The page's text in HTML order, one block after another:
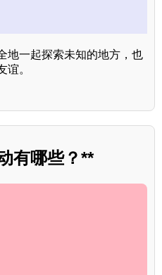
地一起探索未知的地方，也
谊。
有哪些？**